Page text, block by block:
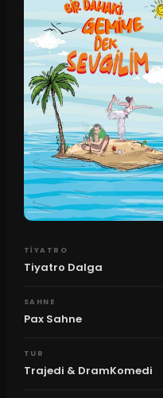
TIYATRO
Tiyatro Dalga
SAHNE
Pax Sahne
TUR
Trajedi & DramKomedi